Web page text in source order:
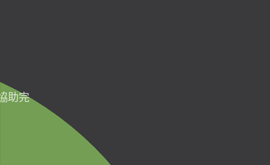
助完